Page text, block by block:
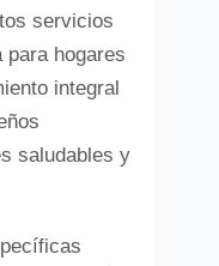
servicios
para hogares
integral
saludables y